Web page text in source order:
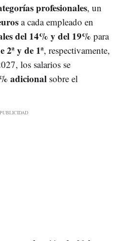
profesionales, un
a cada empleado en
del 14% y del 19% para
2ª y de 1ª, respectivamente,
los salarios se
adicional sobre el